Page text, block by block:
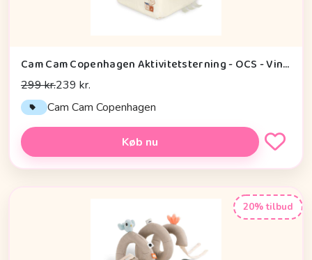
Cam Cam Copenhagen Aktivitetsterning - OCS - Vintage Toys
299 kr.239 kr.
Cam Cam Copenhagen
Køb nu
20% tilbud